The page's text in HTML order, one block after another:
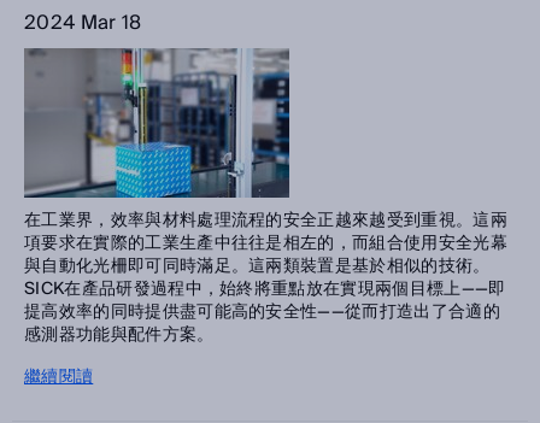
2024 Mar 18
在工業界，效率與材料處理流程的安全正越來越受到重視。這兩
項要求在實際的工業生產中往往是相左的，而組合使用安全光幕
與自動化光柵即可同時滿足。這兩類裝置是基於相似的技術。
SICK在產品研發過程中，始終將重點放在實現兩個目標上——即
提高效率的同時提供盡可能高的安全性——從而打造出了合適的
感測器功能與配件方案。
繼續閱讀